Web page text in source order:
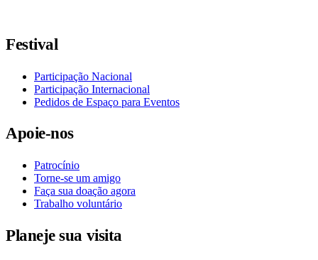
Festival
Participação Nacional
Participação Internacional
Pedidos de Espaço para Eventos
Apoie-nos
Patrocínio
Torne-se um amigo
Faça sua doação agora
Trabalho voluntário
Planeje sua visita